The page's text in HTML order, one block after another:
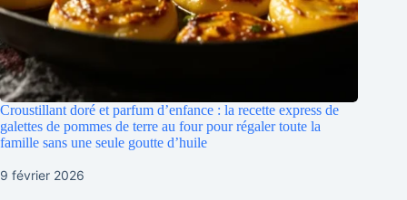
Croustillant doré et parfum d’enfance : la recette express de
galettes de pommes de terre au four pour régaler toute la
famille sans une seule goutte d’huile
9 février 2026